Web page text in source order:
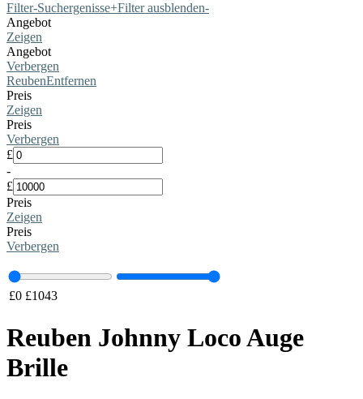
Filter-Suchergenisse+Filter ausblenden-
Angebot
Zeigen
Angebot
Verbergen
ReubenEntfernen
Preis
Zeigen
Preis
Verbergen
£
-
£
Preis
Zeigen
Preis
Verbergen
£0 £1043
Reuben Johnny Loco Auge
Brille